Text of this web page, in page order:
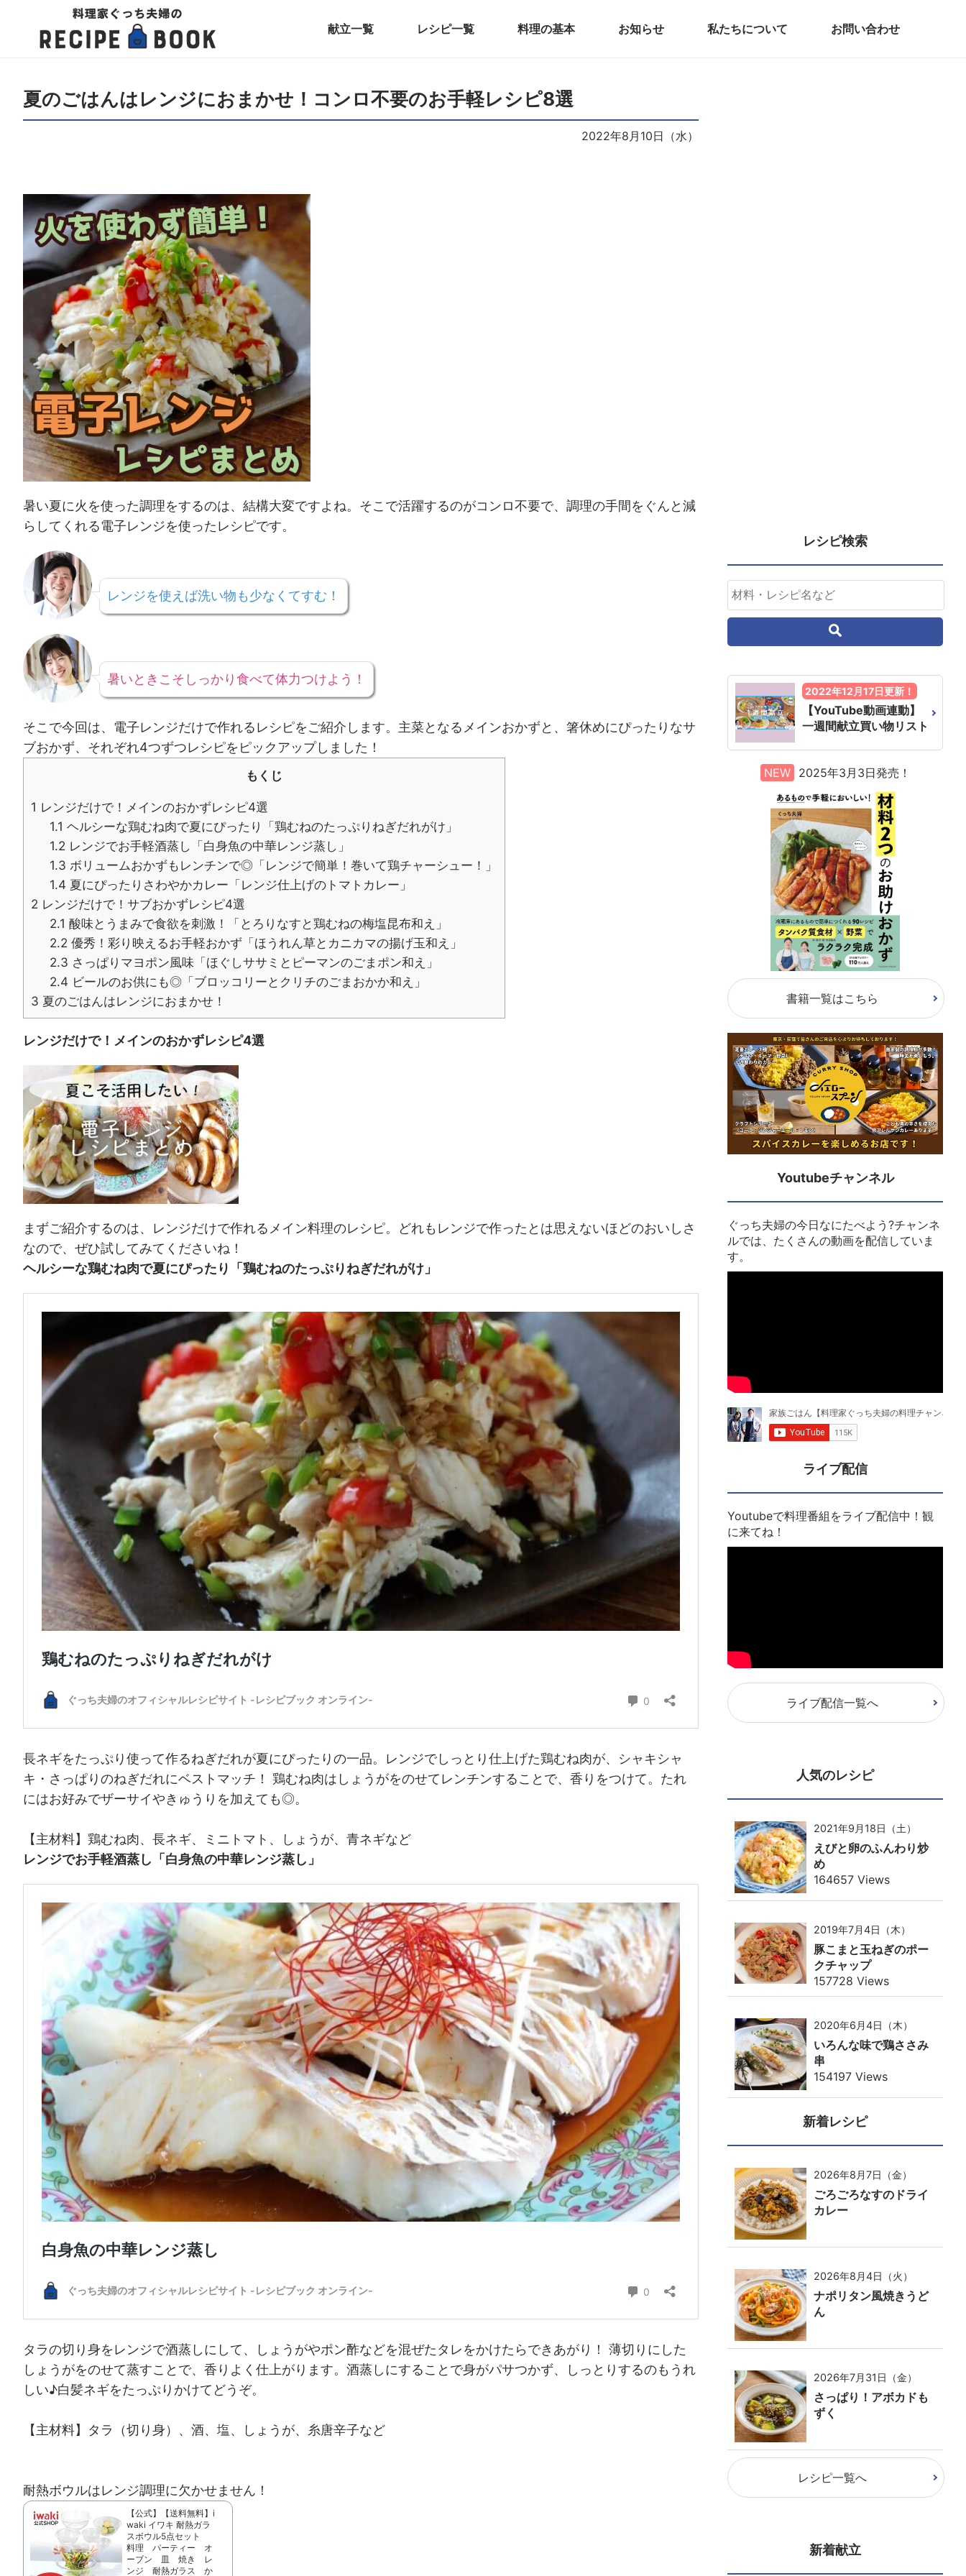
献立一覧 レシピ一覧 料理の基本 お知らせ 私たちについて お問い合わせ
夏のごはんはレンジにおまかせ！コンロ不要のお手軽レシピ8選
2022年8月10日（水）
暑い夏に火を使った調理をするのは、結構大変ですよね。そこで活躍するのがコンロ不要で、調理の手間をぐんと減
らしてくれる電子レンジを使ったレシピです。
レンジを使えば洗い物も少なくてすむ！
暑いときこそしっかり食べて体力つけよう！
そこで今回は、電子レンジだけで作れるレシピをご紹介します。主菜となるメインおかずと、箸休めにぴったりなサ
ブおかず、それぞれ4つずつレシピをピックアップしました！
もくじ
1 レンジだけで！メインのおかずレシピ4選
1.1 ヘルシーな鶏むね肉で夏にぴったり「鶏むねのたっぷりねぎだれがけ」
1.2 レンジでお手軽酒蒸し「白身魚の中華レンジ蒸し」
1.3 ボリュームおかずもレンチンで◎「レンジで簡単！巻いて鶏チャーシュー！」
1.4 夏にぴったりさわやかカレー「レンジ仕上げのトマトカレー」
2 レンジだけで！サブおかずレシピ4選
2.1 酸味とうまみで食欲を刺激！「とろりなすと鶏むねの梅塩昆布和え」
2.2 優秀！彩り映えるお手軽おかず「ほうれん草とカニカマの揚げ玉和え」
2.3 さっぱりマヨポン風味「ほぐしササミとピーマンのごまポン和え」
2.4 ビールのお供にも◎「ブロッコリーとクリチのごまおかか和え」
3 夏のごはんはレンジにおまかせ！
レンジだけで！メインのおかずレシピ4選
まずご紹介するのは、レンジだけで作れるメイン料理のレシピ。どれもレンジで作ったとは思えないほどのおいしさ
なので、ぜひ試してみてくださいね！
ヘルシーな鶏むね肉で夏にぴったり「鶏むねのたっぷりねぎだれがけ」
長ネギをたっぷり使って作るねぎだれが夏にぴったりの一品。レンジでしっとり仕上げた鶏むね肉が、シャキシャ
キ・さっぱりのねぎだれにベストマッチ！ 鶏むね肉はしょうがをのせてレンチンすることで、香りをつけて。たれ
にはお好みでザーサイやきゅうりを加えても◎。
【主材料】鶏むね肉、長ネギ、ミニトマト、しょうが、青ネギなど
レンジでお手軽酒蒸し「白身魚の中華レンジ蒸し」
タラの切り身をレンジで酒蒸しにして、しょうがやポン酢などを混ぜたタレをかけたらできあがり！ 薄切りにした
しょうがをのせて蒸すことで、香りよく仕上がります。酒蒸しにすることで身がパサつかず、しっとりするのもうれ
しい♪白髪ネギをたっぷりかけてどうぞ。
【主材料】タラ（切り身）、酒、塩、しょうが、糸唐辛子など
耐熱ボウルはレンジ調理に欠かせません！
【公式】【送料無料】i
waki イワキ 耐熱ガラ
スボウル5点セット
料理 パーティー オ
ーブン 皿 焼き レ
ンジ 耐熱ガラス か
レシピ検索
2022年12月17日更新！
【YouTube動画連動】
一週間献立買い物リスト
NEW 2025年3月3日発売！
書籍一覧はこちら
Youtubeチャンネル
ぐっち夫婦の今日なにたべよう?チャンネ
ルでは、たくさんの動画を配信していま
す。
ライブ配信
Youtubeで料理番組をライブ配信中！観
に来てね！
ライブ配信一覧へ
人気のレシピ
2021年9月18日（土）
えびと卵のふんわり炒
め
164657 Views
2019年7月4日（木）
豚こまと玉ねぎのポー
クチャップ
157728 Views
2020年6月4日（木）
いろんな味で鶏ささみ
串
154197 Views
新着レシピ
2026年8月7日（金）
ごろごろなすのドライ
カレー
2026年8月4日（火）
ナポリタン風焼きうど
ん
2026年7月31日（金）
さっぱり！アボカドも
ずく
レシピ一覧へ
新着献立